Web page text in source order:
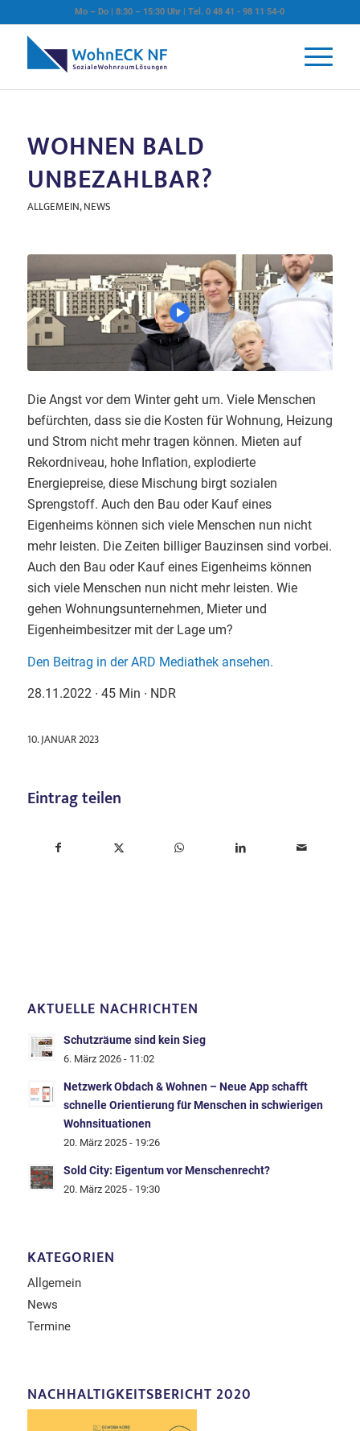
Mo – Do | 8:30 – 15:30 Uhr | Tel. 0 48 41 - 98 11 54-0
WOHNEN BALD
UNBEZAHLBAR?
ALLGEMEIN,NEWS
Die Angst vor dem Winter geht um. Viele Menschen
befürchten, dass sie die Kosten für Wohnung, Heizung
und Strom nicht mehr tragen können. Mieten auf
Rekordniveau, hohe Inflation, explodierte
Energiepreise, diese Mischung birgt sozialen
Sprengstoff. Auch den Bau oder Kauf eines
Eigenheims können sich viele Menschen nun nicht
mehr leisten. Die Zeiten billiger Bauzinsen sind vorbei.
Auch den Bau oder Kauf eines Eigenheims können
sich viele Menschen nun nicht mehr leisten. Wie
gehen Wohnungsunternehmen, Mieter und
Eigenheimbesitzer mit der Lage um?
Den Beitrag in der ARD Mediathek ansehen.
28.11.2022 ∙ 45 Min ∙ NDR
10. JANUAR 2023
Eintrag teilen
AKTUELLE NACHRICHTEN
Schutzräume sind kein Sieg
6. März 2026 - 11:02
Netzwerk Obdach & Wohnen – Neue App schafft
schnelle Orientierung für Menschen in schwierigen
Wohnsituationen
20. März 2025 - 19:26
Sold City: Eigentum vor Menschenrecht?
20. März 2025 - 19:30
KATEGORIEN
Allgemein
News
Termine
NACHHALTIGKEITSBERICHT 2020